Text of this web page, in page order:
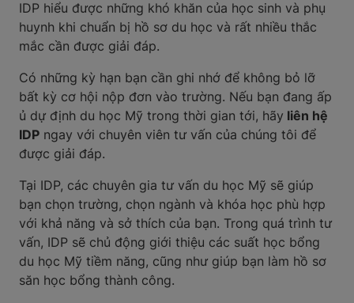
IDP hiểu được những khó khăn của học sinh và phụ
huynh khi chuẩn bị hồ sơ du học và rất nhiều thắc
mắc cần được giải đáp.
Có những kỳ hạn bạn cần ghi nhớ để không bỏ lỡ
bất kỳ cơ hội nộp đơn vào trường. Nếu bạn đang ấp
ủ dự định du học Mỹ trong thời gian tới, hãy liên hệ
IDP ngay với chuyên viên tư vấn của chúng tôi để
được giải đáp.
Tại IDP, các chuyên gia tư vấn du học Mỹ sẽ giúp
bạn chọn trường, chọn ngành và khóa học phù hợp
với khả năng và sở thích của bạn. Trong quá trình tư
vấn, IDP sẽ chủ động giới thiệu các suất học bổng
du học Mỹ tiềm năng, cũng như giúp bạn làm hồ sơ
săn học bổng thành công.